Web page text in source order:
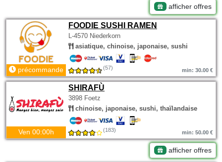
afficher offres
FOODIE SUSHI RAMEN
L-4570 Niederkorn
asiatique, chinoise, japonaise, sushi
précommande (57) min: 30.00 €
SHIRAFÙ
3898 Foetz
chinoise, japonaise, sushi, thaïlandaise
Ven 00:00h (183) min: 50.00 €
afficher offres